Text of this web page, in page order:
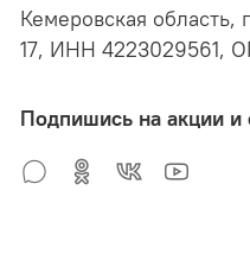
Кемеровская область,
17, ИНН 4223029561,
Подпишись на акции и